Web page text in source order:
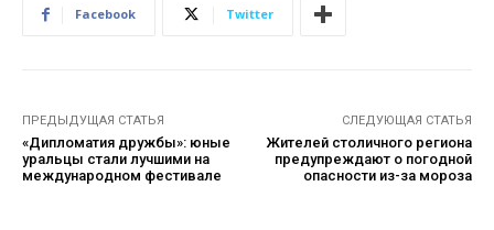
Facebook Twitter
ПРЕДЫДУЩАЯ СТАТЬЯ
«Дипломатия дружбы»: юные
уральцы стали лучшими на
международном фестивале
СЛЕДУЮЩАЯ СТАТЬЯ
Жителей столичного региона
предупреждают о погодной
опасности из-за мороза